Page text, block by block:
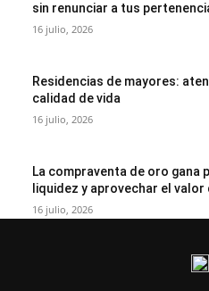
sin renunciar a tus
16 julio, 2026
Residencias de mayores:
calidad de vida
16 julio, 2026
La compraventa de oro gana
liquidez y aprovechar el valor
16 julio, 2026